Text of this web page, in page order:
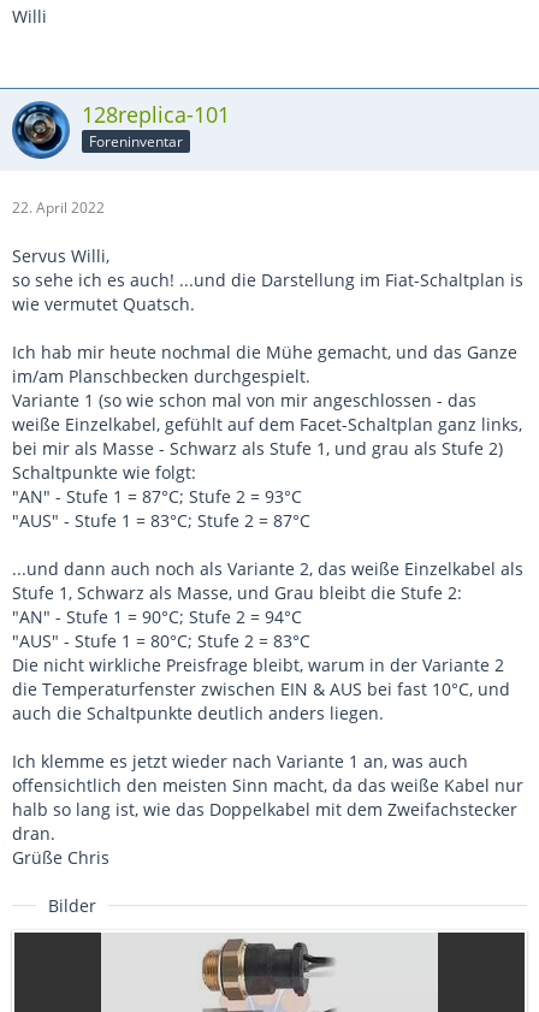
Willi
128replica-101
Foreninventar
22. April 2022
Servus Willi,
so sehe ich es auch! ...und die Darstellung im Fiat-Schaltplan is
wie vermutet Quatsch.
Ich hab mir heute nochmal die Mühe gemacht, und das Ganze
im/am Planschbecken durchgespielt.
Variante 1 (so wie schon mal von mir angeschlossen - das
weiße Einzelkabel, gefühlt auf dem Facet-Schaltplan ganz links,
bei mir als Masse - Schwarz als Stufe 1, und grau als Stufe 2)
Schaltpunkte wie folgt:
"AN" - Stufe 1 = 87°C; Stufe 2 = 93°C
"AUS" - Stufe 1 = 83°C; Stufe 2 = 87°C
...und dann auch noch als Variante 2, das weiße Einzelkabel als
Stufe 1, Schwarz als Masse, und Grau bleibt die Stufe 2:
"AN" - Stufe 1 = 90°C; Stufe 2 = 94°C
"AUS" - Stufe 1 = 80°C; Stufe 2 = 83°C
Die nicht wirkliche Preisfrage bleibt, warum in der Variante 2
die Temperaturfenster zwischen EIN & AUS bei fast 10°C, und
auch die Schaltpunkte deutlich anders liegen.
Ich klemme es jetzt wieder nach Variante 1 an, was auch
offensichtlich den meisten Sinn macht, da das weiße Kabel nur
halb so lang ist, wie das Doppelkabel mit dem Zweifachstecker
dran.
Grüße Chris
Bilder